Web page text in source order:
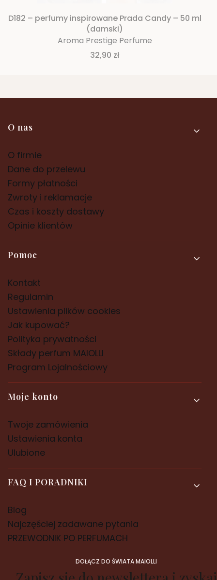
D182 – perfumy inspirowane Prada Candy – 50 ml
(damski)
Aroma Prestige Perfume
Cena
32,90 zł
Linki w stopce
O nas
O firmie
Dane do przelewu
Formy płatności
Zwroty i reklamacje
Czas i koszty dostawy
Opinie klientów
Pomoc
Kontakt
Regulamin
Ustawienia plików cookies
Jak kupować?
Polityka prywatności
Składy perfum MAIOLLI
Program Lojalnościowy
Moje konto
Twoje zamówienia
Ustawienia konta
Ulubione
FAQ I PORADNIKI
Blog
Najczęściej zadawane pytania
PRZEWODNIK PO PERFUMACH
DOŁĄCZ DO ŚWIATA MAIOLLI